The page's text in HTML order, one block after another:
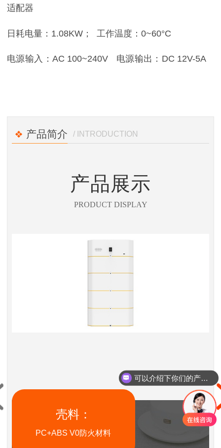
适配器
日耗电量：1.08KW； 工作温度：0~60°C
电源输入：AC 100~240V 电源输出：DC 12V-5A
产品简介 / INTRODUCTION
产品展示
PRODUCT DISPLAY
壳料：
PC+ABS V0防火材料
可以介绍下你们的产品么？